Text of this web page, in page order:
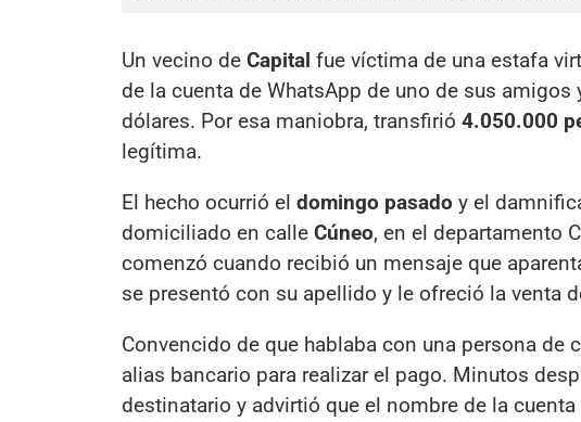
Un vecino de Capital fue víctima de una estafa
de la cuenta de WhatsApp de uno de sus
dólares. Por esa maniobra, transfirió 4.050.000
legítima.
El hecho ocurrió el domingo pasado y el
domiciliado en calle Cúneo, en el departamento
comenzó cuando recibió un mensaje que
se presentó con su apellido y le ofreció la venta
Convencido de que hablaba con una persona
alias bancario para realizar el pago. Minutos
destinatario y advirtió que el nombre de la